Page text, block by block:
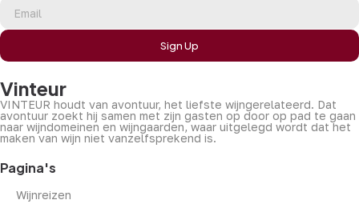
Sign Up
Vinteur
VINTEUR houdt van avontuur, het liefste wijngerelateerd. Dat
avontuur zoekt hij samen met zijn gasten op door op pad te gaan
naar wijndomeinen en wijngaarden, waar uitgelegd wordt dat het
maken van wijn niet vanzelfsprekend is.
Pagina's
Wijnreizen